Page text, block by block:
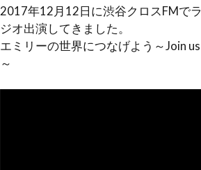
2017年12月12日に渋谷クロスFMでラ
ジオ出演してきました。
エミリーの世界につなげよう～Join us
～